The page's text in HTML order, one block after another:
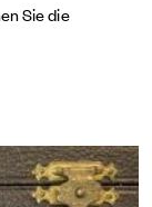
Sie die